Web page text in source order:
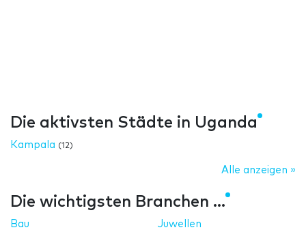
Die aktivsten Städte in Uganda
Kampala (12)
Alle anzeigen »
Die wichtigsten Branchen ...
Bau
Juwellen